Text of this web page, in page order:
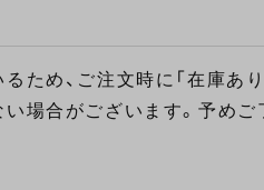
ため、ご注文時に「在庫あ
場合がございます。予めご